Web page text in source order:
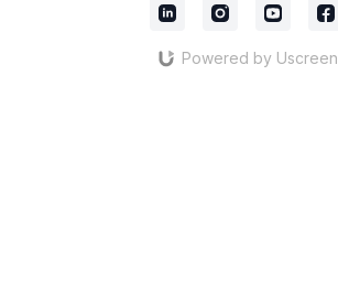
Powered by Uscreen